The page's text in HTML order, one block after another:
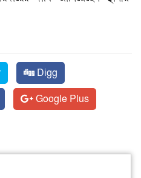
Digg
Google Plus